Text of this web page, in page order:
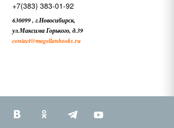
+7(383) 383-01-92
630099, г.Новосибирск,
ул.Максима Горького, д.39
contact@magellanbooks.ru